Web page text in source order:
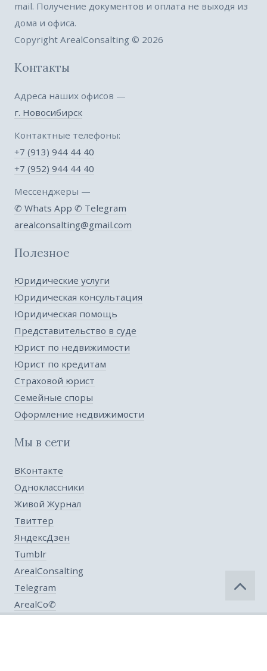
mail. Получение документов и оплата не выходя из
дома и офиса.
Copyright ArealConsalting © 2026
Контакты
Адреса наших офисов —
г. Новосибирск
Контактные телефоны:
+7 (913) 944 44 40
+7 (952) 944 44 40
Мессенджеры —
✆ Whats App ✆ Telegram
arealconsalting@gmail.com
Полезное
Юридические услуги
Юридическая консультация
Юридическая помощь
Представительство в суде
Юрист по недвижимости
Юрист по кредитам
Страховой юрист
Семейные споры
Оформление недвижимости
Мы в сети
ВКонтакте
Одноклассники
Живой Журнал
Твиттер
ЯндексДзен
Tumblr
ArealConsalting
Telegram
ArealCo✆